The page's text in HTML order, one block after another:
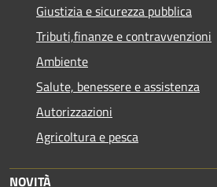
Giustizia e sicurezza pubblica
Tributi,finanze e contravvenzioni
Ambiente
Salute, benessere e assistenza
Autorizzazioni
Agricoltura e pesca
NOVITÀ